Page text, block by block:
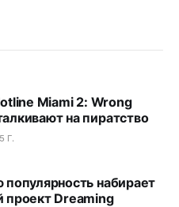
Miami 2: Wrong
на пиратство
Г.
набирает
проект Dreaming